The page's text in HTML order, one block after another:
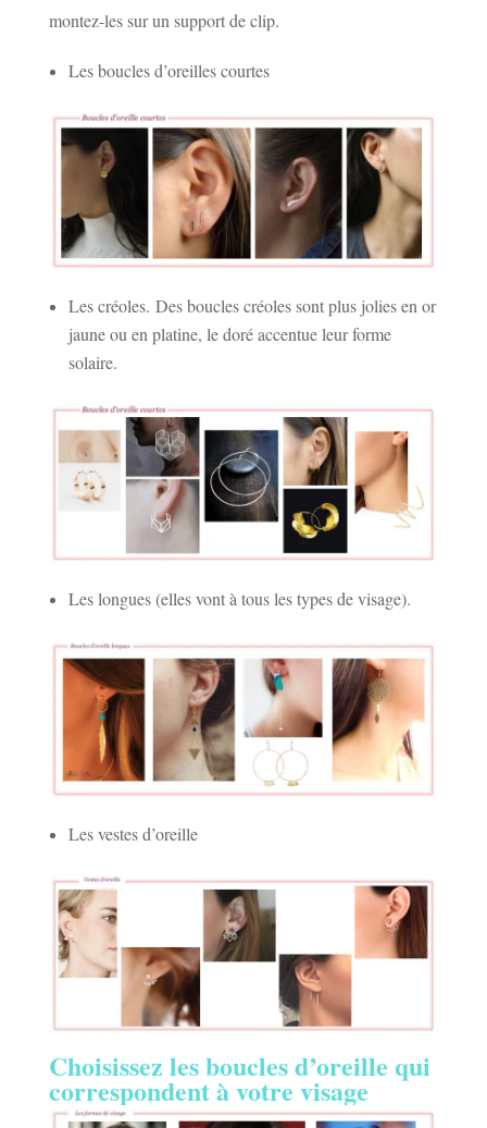
montez-les sur un support de clip.
Les boucles d’oreilles courtes
Les créoles. Des boucles créoles sont plus jolies en or
jaune ou en platine, le doré accentue leur forme
solaire.
Les longues (elles vont à tous les types de visage).
Les vestes d’oreille
Choisissez les boucles d’oreille qui
correspondent à votre visage